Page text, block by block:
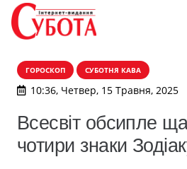
ГОРОСКОП СУБОТНЯ КАВА
10:36, Четвер, 15 Травня, 2025
Всесвіт обсипле
чотири знаки